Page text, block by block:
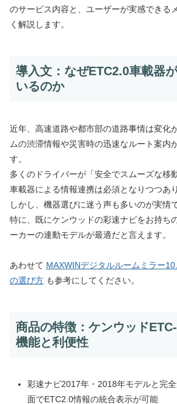
のサービス内容と、ユーザーが実感できる
く解説します。
導入文：なぜETC2.0車載器
いるのか
近年、高速道路や都市部の道路事情は変化
ムの渋滞情報や災害時の迅速なルート案内
す。
多くのドライバーが「安全でスムーズな移
車載器による情報連携は必須となりつつあ
しかし、機器選びに迷う声も多いのが実情で
特に、既にケンウッドの彩速ナビをお持ち
ーカーの連動モデルが最適だと言えます。
あわせて MAXWINデジタルルームミラー
の選び方 も参考にしてください。
商品の特徴：ケンウッド
機能と利便性
彩速ナビ2017年・2018年モデルと完
面でETC2.0情報の統合表示が可能